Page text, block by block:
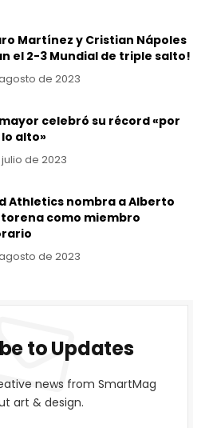
Martínez y Cristian Nápoles
el 2-3 Mundial de triple salto!
de 2023
celebró su récord «por
alto»
de 2023
Athletics nombra a Alberto
como miembro
de 2023
to Updates
news from SmartMag
art & design.